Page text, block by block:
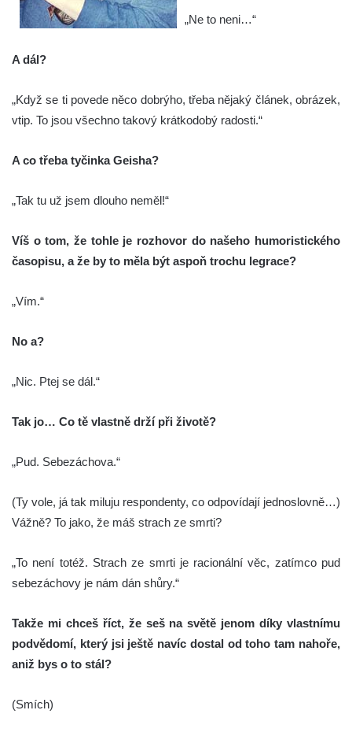
„Ne to neni…“
A dál?
„Když se ti povede něco dobrýho, třeba nějaký článek, obrázek,
vtip. To jsou všechno takový krátkodobý radosti.“
A co třeba tyčinka Geisha?
„Tak tu už jsem dlouho neměl!“
Víš o tom, že tohle je rozhovor do našeho humoristického
časopisu, a že by to měla být aspoň trochu legrace?
„Vím.“
No a?
„Nic. Ptej se dál.“
Tak jo… Co tě vlastně drží při životě?
„Pud. Sebezáchova.“
(Ty vole, já tak miluju respondenty, co odpovídají jednoslovně…)
Vážně? To jako, že máš strach ze smrti?
„To není totéž. Strach ze smrti je racionální věc, zatímco pud
sebezáchovy je nám dán shůry.“
Takže mi chceš říct, že seš na světě jenom díky vlastnímu
podvědomí, který jsi ještě navíc dostal od toho tam nahoře,
aniž bys o to stál?
(Smích)